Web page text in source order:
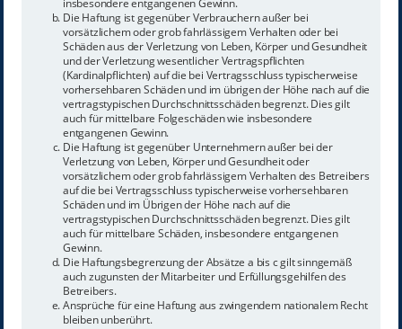
insbesondere entgangenen Gewinn.
Die Haftung ist gegenüber Verbrauchern außer bei
vorsätzlichem oder grob fahrlässigem Verhalten oder bei
Schäden aus der Verletzung von Leben, Körper und Gesundheit
und der Verletzung wesentlicher Vertragspflichten
(Kardinalpflichten) auf die bei Vertragsschluss typischerweise
vorhersehbaren Schäden und im übrigen der Höhe nach auf die
vertragstypischen Durchschnittsschäden begrenzt. Dies gilt
auch für mittelbare Folgeschäden wie insbesondere
entgangenen Gewinn.
Die Haftung ist gegenüber Unternehmern außer bei der
Verletzung von Leben, Körper und Gesundheit oder
vorsätzlichem oder grob fahrlässigem Verhalten des Betreibers
auf die bei Vertragsschluss typischerweise vorhersehbaren
Schäden und im Übrigen der Höhe nach auf die
vertragstypischen Durchschnittsschäden begrenzt. Dies gilt
auch für mittelbare Schäden, insbesondere entgangenen
Gewinn.
Die Haftungsbegrenzung der Absätze a bis c gilt sinngemäß
auch zugunsten der Mitarbeiter und Erfüllungsgehilfen des
Betreibers.
Ansprüche für eine Haftung aus zwingendem nationalem Recht
bleiben unberührt.